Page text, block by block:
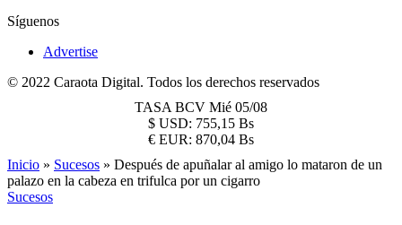
Síguenos
Advertise
© 2022 Caraota Digital. Todos los derechos reservados
TASA BCV Mié 05/08
$ USD: 755,15 Bs
€ EUR: 870,04 Bs
Inicio » Sucesos » Después de apuñalar al amigo lo mataron de un
palazo en la cabeza en trifulca por un cigarro
Sucesos